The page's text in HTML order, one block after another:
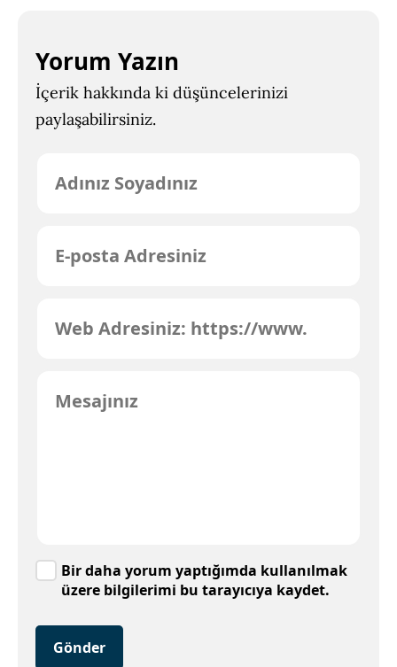
Yorum Yazın
İçerik hakkında ki düşüncelerinizi
paylaşabilirsiniz.
Bir daha yorum yaptığımda kullanılmak
üzere bilgilerimi bu tarayıcıya kaydet.
Gönder